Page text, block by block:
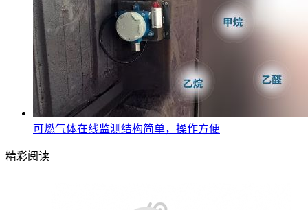
可燃气体在线监测结构简单，操作方便
精彩阅读